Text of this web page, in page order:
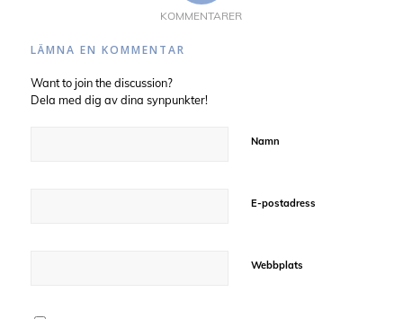
KOMMENTARER
LÄMNA EN KOMMENTAR
Want to join the discussion?
Dela med dig av dina synpunkter!
Namn
E-postadress
Webbplats